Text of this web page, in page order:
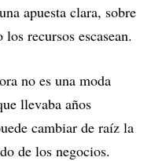
apuesta clara, sobre
recursos escasean.
no es una moda
llevaba años
cambiar de raíz la
de los negocios.